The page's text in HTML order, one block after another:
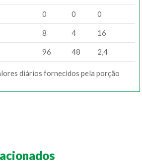
0 0 0
8 4 16
96 48 2,4
diários fornecidos pela porção